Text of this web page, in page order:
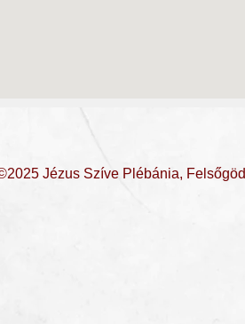
Jézus Szíve Plébánia, Felsőgöd